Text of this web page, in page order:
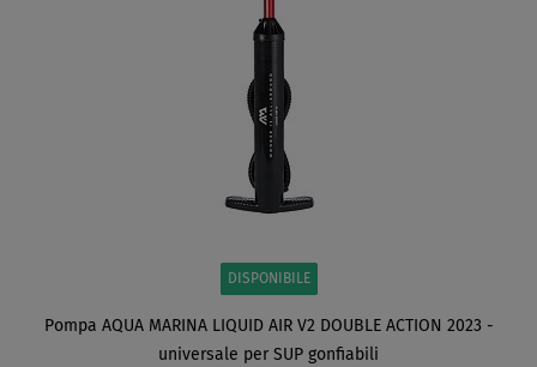
DISPONIBILE
Pompa AQUA MARINA LIQUID AIR V2 DOUBLE ACTION 2023 -
universale per SUP gonfiabili